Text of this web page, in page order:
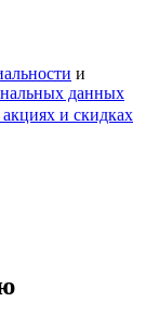
и
данных
и скидках